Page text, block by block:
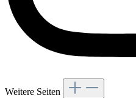
Weitere Seiten